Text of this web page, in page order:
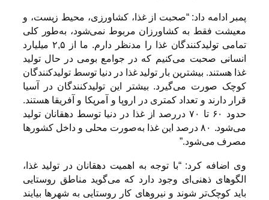
پمبر ادامه داد: “صحبت از غذا، کشاورزی، محیط زیست، و
معیشت فقط به کشاورزان مربوط نمی‌شود، به‌طور کلی
تمامی تولیدکنندگان غذا را مدنظر دارم. ما از ۲,۵ میلیارد
انسانی صحبت می‌کنیم که در جوامع بومی در حال تولید
غذا هستند. بیشترین بار تولید غذا در دنیا توسط تولیدکنندگان
کوچک صورت می‌گیرد. بیشتر این تولیدکنندگان در آسیا
قرار دارند و تعداد کمتری در اروپا و آمریکا و آفریقا هستند.
حدود ۶۰ تا ۷۰ دررصد از غذا در دنیا توسط دهقانان تولید
می‌شود. ۸۰ درصد این غذا به‌صورت محلی و داخل کشورها
مصرف می‌شود.”
وی اضافه کرد: “با توجه به اهمیت دهقانان در تولید غذا،
الگوهای ذهنی‌ای وجود دارد که می‌گوید مناطق روستایی
باید کوچک‌تر شوند و نیروهای کار روستایی به شهرها بیایند